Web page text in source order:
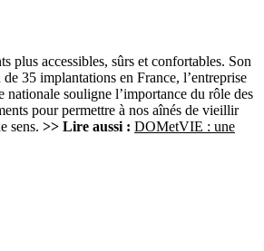
plus accessibles, sûrs et confortables. Son
35 implantations en France, l’entreprise
souligne l’importance du rôle des
pour permettre à nos aînés de vieillir
sens. >> Lire aussi : DOMetVIE : une